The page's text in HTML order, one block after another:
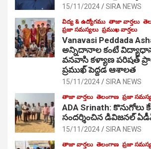
15/11/2024 SIRA NEWS
విద్య & ఉద్యోగము తాజా వార్తలు
ప్రజా సమస్యలు ప్రముఖ వార్తలు
Vanavasi Peddada
అన్నిదానాల కంటే
వనవాసి కళ్యాణ పరిషత్
ప్రముఖ్ పెద్దడ ఆశాలత
15/11/2024 SIRA NEWS
తాజా వార్తలు తెలంగాణ ప్రజా
ADA Srinath: కొనుగోలు
సంద‌ర్శించిన డివిజనల్
15/11/2024 SIRA NEWS
తాజా వార్తలు తెలంగాణ ప్రజా